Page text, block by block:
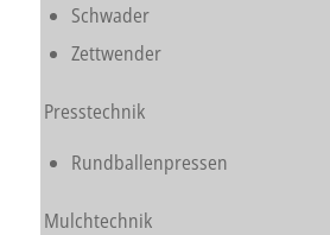
Schwader
Zettwender
Presstechnik
Rundballenpressen
Mulchtechnik